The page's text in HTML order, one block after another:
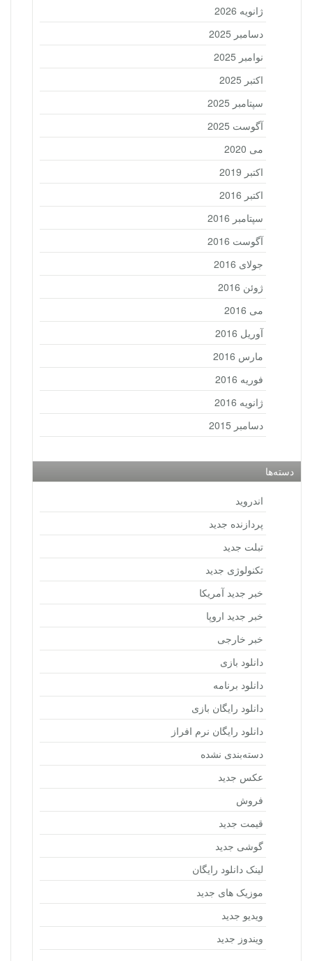
ژانویه 2026
دسامبر 2025
نوامبر 2025
اکتبر 2025
سپتامبر 2025
آگوست 2025
می 2020
اکتبر 2019
اکتبر 2016
سپتامبر 2016
آگوست 2016
جولای 2016
ژوئن 2016
می 2016
آوریل 2016
مارس 2016
فوریه 2016
ژانویه 2016
دسامبر 2015
دسته‌ها
اندروید
پردازنده جدید
تبلت جدید
تکنولوژی جدید
خبر جدید آمریکا
خبر جدید اروپا
خبر خارجی
دانلود بازی
دانلود برنامه
دانلود رایگان بازی
دانلود رایگان نرم افراز
دسته‌بندی نشده
عکس جدید
فروش
قیمت جدید
گوشی جدید
لینک دانلود رایگان
موزیک های جدید
ویدیو جدید
ویندوز جدید